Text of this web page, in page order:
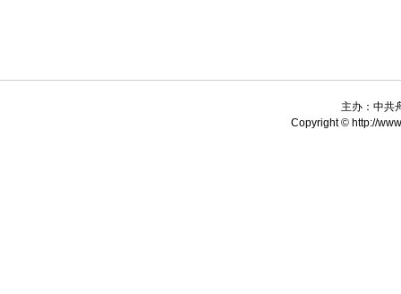
主办：中共
Copyright © http://